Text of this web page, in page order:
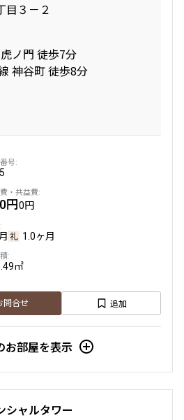
目３－２
ノ門 徒歩7分
神谷町 徒歩8分
円0円
1.0ヶ月
㎡
問合せ 追加
お部屋を表示
シャルタワー